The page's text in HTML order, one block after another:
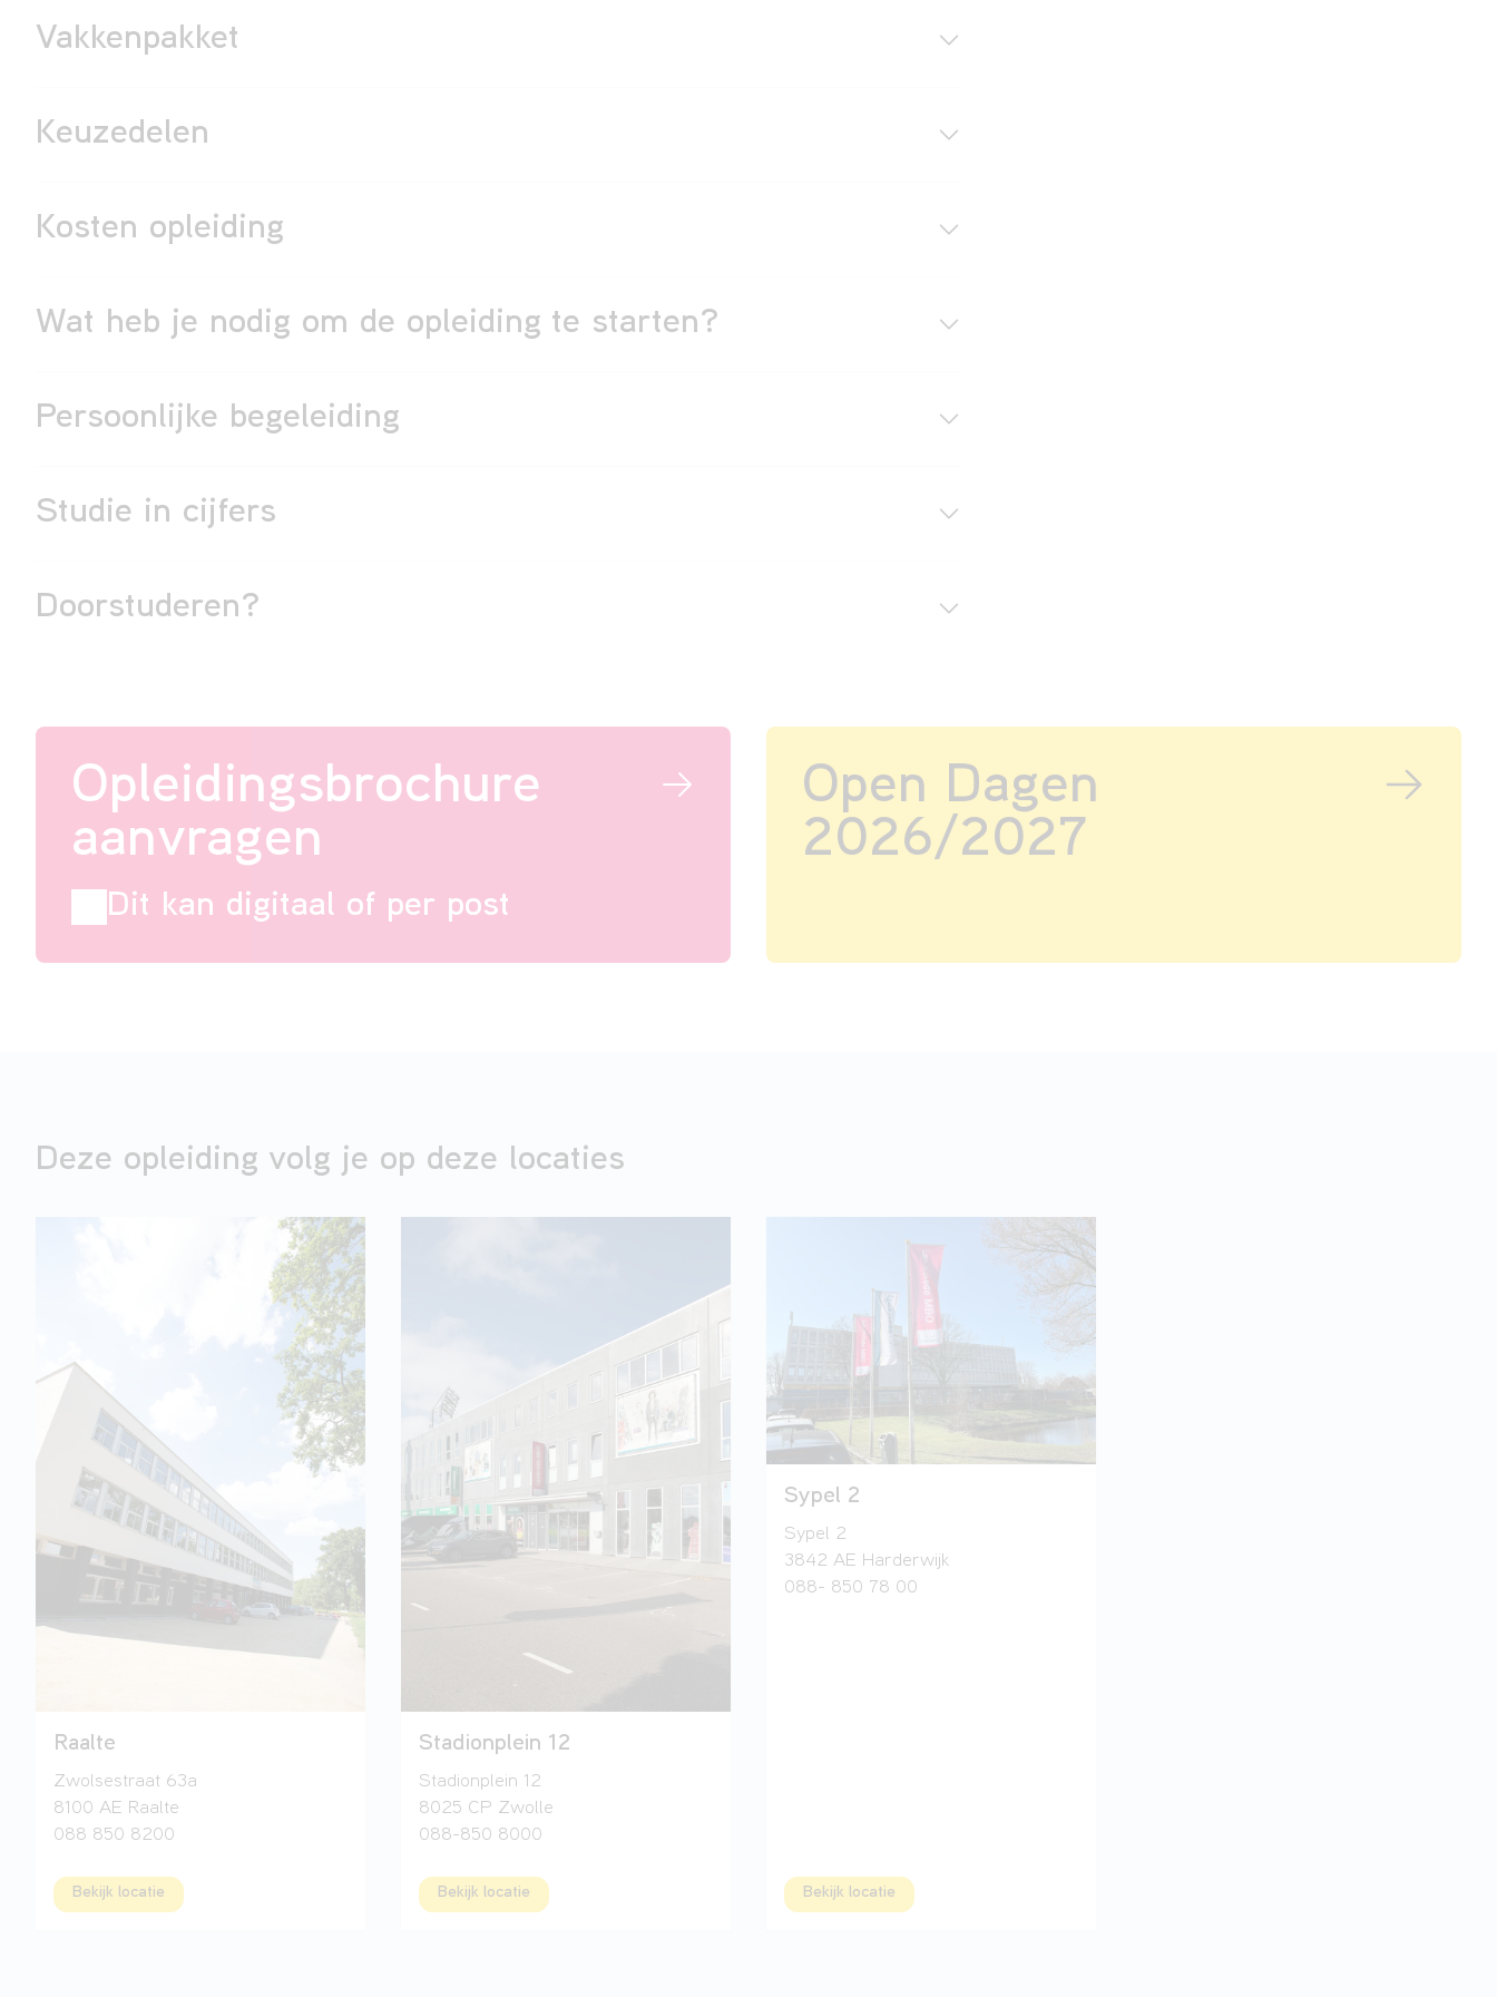
Vakkenpakket
Keuzedelen
Kosten opleiding
Wat heb je nodig om de opleiding te starten?
Persoonlijke begeleiding
Studie in cijfers
Doorstuderen?
Opleidingsbrochure
aanvragen
Dit kan digitaal of per post
Open Dagen
2026/2027
Deze opleiding volg je op deze locaties
Raalte
Zwolsestraat 63a
8100 AE Raalte
088 850 8200
Bekijk locatie
Stadionplein 12
Stadionplein 12
8025 CP Zwolle
088-850 8000
Bekijk locatie
Sypel 2
Sypel 2
3842 AE Harderwijk
088- 850 78 00
Bekijk locatie